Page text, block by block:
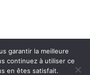
garantir la meilleure
continuez à utiliser ce
en êtes satisfait.